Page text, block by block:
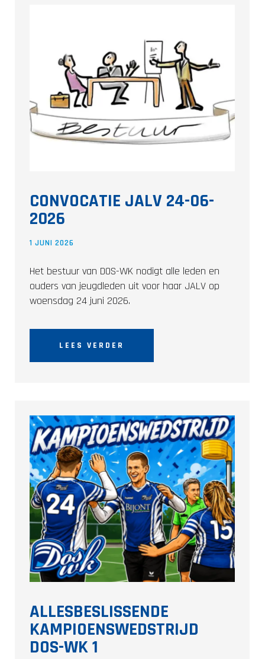
CONVOCATIE JALV 24-06-
2026
1 JUNI 2026
Het bestuur van DOS-WK nodigt alle leden en
ouders van jeugdleden uit voor haar JALV op
woensdag 24 juni 2026.
LEES VERDER
ALLESBESLISSENDE
KAMPIOENSWEDSTRIJD
DOS-WK 1